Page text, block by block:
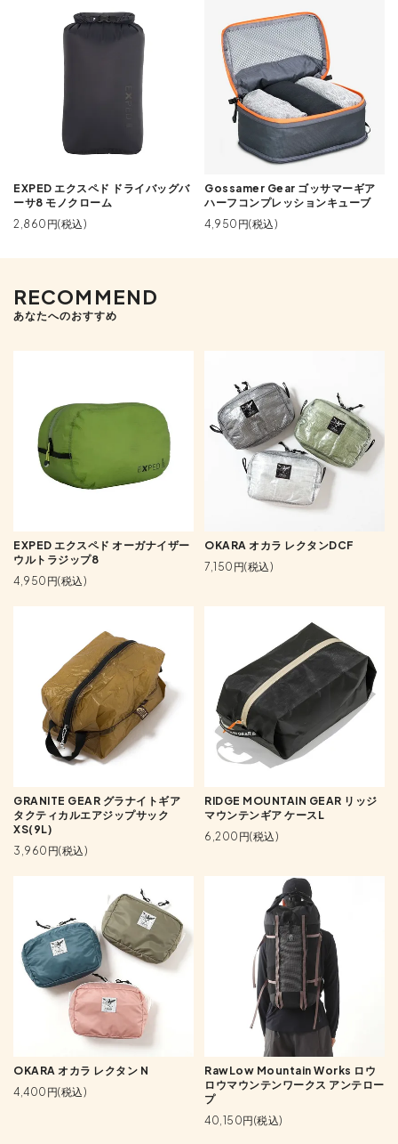
EXPED エクスペド ドライバッグバ
ーサ8 モノクローム
2,860円(税込)
Gossamer Gear ゴッサマーギア
ハーフコンプレッションキューブ
4,950円(税込)
RECOMMEND
あなたへのおすすめ
EXPED エクスペド オーガナイザー
ウルトラジップ8
4,950円(税込)
OKARA オカラ レクタンDCF
7,150円(税込)
GRANITE GEAR グラナイトギア
タクティカルエアジップサック
XS(9L)
3,960円(税込)
RIDGE MOUNTAIN GEAR リッジ
マウンテンギア ケースL
6,200円(税込)
OKARA オカラ レクタン N
4,400円(税込)
RawLow Mountain Works ロウ
ロウマウンテンワークス アンテロー
プ
40,150円(税込)